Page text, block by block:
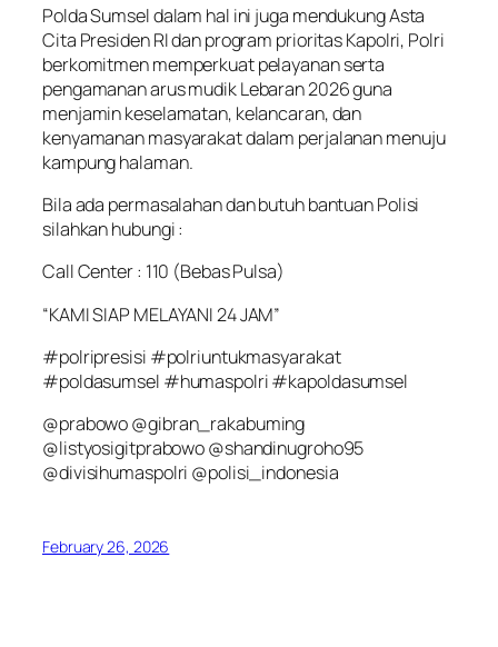
Polda Sumsel dalam hal ini juga mendukung Asta
Cita Presiden RI dan program prioritas Kapolri, Polri
berkomitmen memperkuat pelayanan serta
pengamanan arus mudik Lebaran 2026 guna
menjamin keselamatan, kelancaran, dan
kenyamanan masyarakat dalam perjalanan menuju
kampung halaman.
Bila ada permasalahan dan butuh bantuan Polisi
silahkan hubungi :
Call Center : 110 (Bebas Pulsa)
“KAMI SIAP MELAYANI 24 JAM”
#polripresisi #polriuntukmasyarakat
#poldasumsel #humaspolri #kapoldasumsel
@prabowo @gibran_rakabuming
@listyosigitprabowo @shandinugroho95
@divisihumaspolri @polisi_indonesia
February 26, 2026